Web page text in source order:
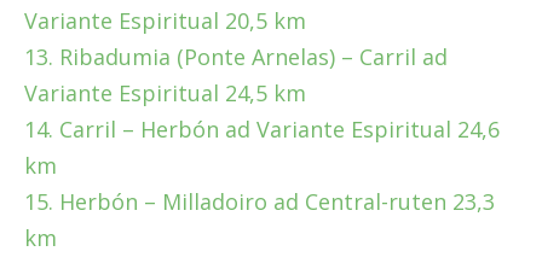
Variante Espiritual 20,5 km
13. Ribadumia (Ponte Arnelas) – Carril ad
Variante Espiritual 24,5 km
14. Carril – Herbón ad Variante Espiritual 24,6
km
15. Herbón – Milladoiro ad Central-ruten 23,3
km